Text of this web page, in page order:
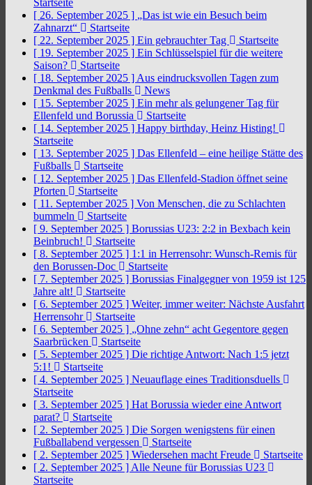
Startseite
[ 26. September 2025 ] „Das ist wie ein Besuch beim
Zahnarzt“
Startseite
[ 22. September 2025 ] Ein gebrauchter Tag
Startseite
[ 19. September 2025 ] Ein Schlüsselspiel für die weitere
Saison?
Startseite
[ 18. September 2025 ] Aus eindrucksvollen Tagen zum
Denkmal des Fußballs
News
[ 15. September 2025 ] Ein mehr als gelungener Tag für
Ellenfeld und Borussia
Startseite
[ 14. September 2025 ] Happy birthday, Heinz Histing!
Startseite
[ 13. September 2025 ] Das Ellenfeld – eine heilige Stätte des
Fußballs
Startseite
[ 12. September 2025 ] Das Ellenfeld-Stadion öffnet seine
Pforten
Startseite
[ 11. September 2025 ] Von Menschen, die zu Schlachten
bummeln
Startseite
[ 9. September 2025 ] Borussias U23: 2:2 in Bexbach kein
Beinbruch!
Startseite
[ 8. September 2025 ] 1:1 in Herrensohr: Wunsch-Remis für
den Borussen-Doc
Startseite
[ 7. September 2025 ] Borussias Finalgegner von 1959 ist 125
Jahre alt!
Startseite
[ 6. September 2025 ] Weiter, immer weiter: Nächste Ausfahrt
Herrensohr
Startseite
[ 6. September 2025 ] „Ohne zehn“ acht Gegentore gegen
Saarbrücken
Startseite
[ 5. September 2025 ] Die richtige Antwort: Nach 1:5 jetzt
5:1!
Startseite
[ 4. September 2025 ] Neuauflage eines Traditionsduells
Startseite
[ 3. September 2025 ] Hat Borussia wieder eine Antwort
parat?
Startseite
[ 2. September 2025 ] Die Sorgen wenigstens für einen
Fußballabend vergessen
Startseite
[ 2. September 2025 ] Wiedersehen macht Freude
Startseite
[ 2. September 2025 ] Alle Neune für Borussias U23
Startseite